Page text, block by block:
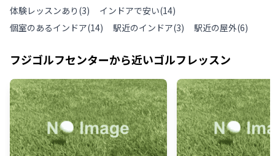
体験レッスンあり (3) インドアで安い(14)
個室のあるインドア(14) 駅近のインドア(3) 駅近の屋外(6)
フジゴルフセンターから近いゴルフレッスン